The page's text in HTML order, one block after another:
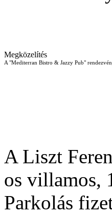
Megközelítés
A "Mediterran Bistro & Jazzy Pub"
A Liszt
os villamos,
Parkolás